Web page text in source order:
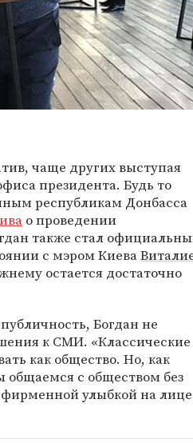
чаще других выступая
президента. Будь то
республикам Донбасса
о проведении
также стал
с мэром Киева
остается достаточно
Богдан не
к СМИ. «Классические
как общество. Но, как
общаемся с обществом без
фирменной улыбкой на лице